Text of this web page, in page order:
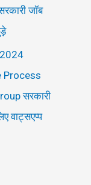
जॉब
Process
सरकारी
वाट्सएप्प